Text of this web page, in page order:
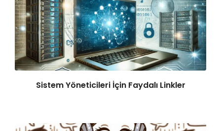
Sistem Yöneticileri İçin Faydalı Linkler